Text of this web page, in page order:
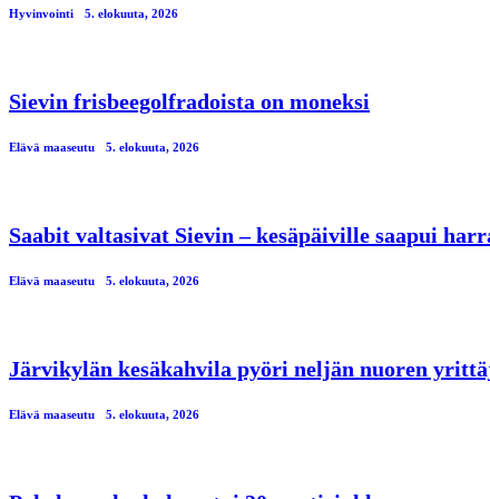
Hyvinvointi 5. elokuuta, 2026
Sievin frisbeegolfradoista on moneksi
Elävä maaseutu 5. elokuuta, 2026
Saabit valtasivat Sievin – kesäpäiville saapui
Elävä maaseutu 5. elokuuta, 2026
Järvikylän kesäkahvila pyöri neljän nuoren
Elävä maaseutu 5. elokuuta, 2026